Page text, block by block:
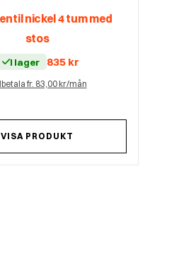
nickel 4 tum med
stos
I lager 835 kr
fr. 83,00 kr/mån
VISA PRODUKT